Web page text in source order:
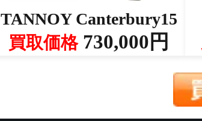
TANNOY Canterbury15
買取価格730,000円